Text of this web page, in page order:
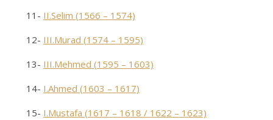
11- II.Selim (1566 – 1574)
12- III.Murad (1574 – 1595)
13- III.Mehmed (1595 – 1603)
14- I.Ahmed (1603 – 1617)
15- I.Mustafa (1617 – 1618 / 1622 – 1623)